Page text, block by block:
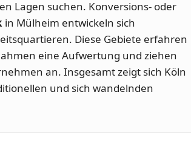
Lagen suchen. Konversions- oder
in Mülheim entwickeln sich
Diese Gebiete erfahren
eine Aufwertung und ziehen
an. Insgesamt zeigt sich Köln
und sich wandelnden